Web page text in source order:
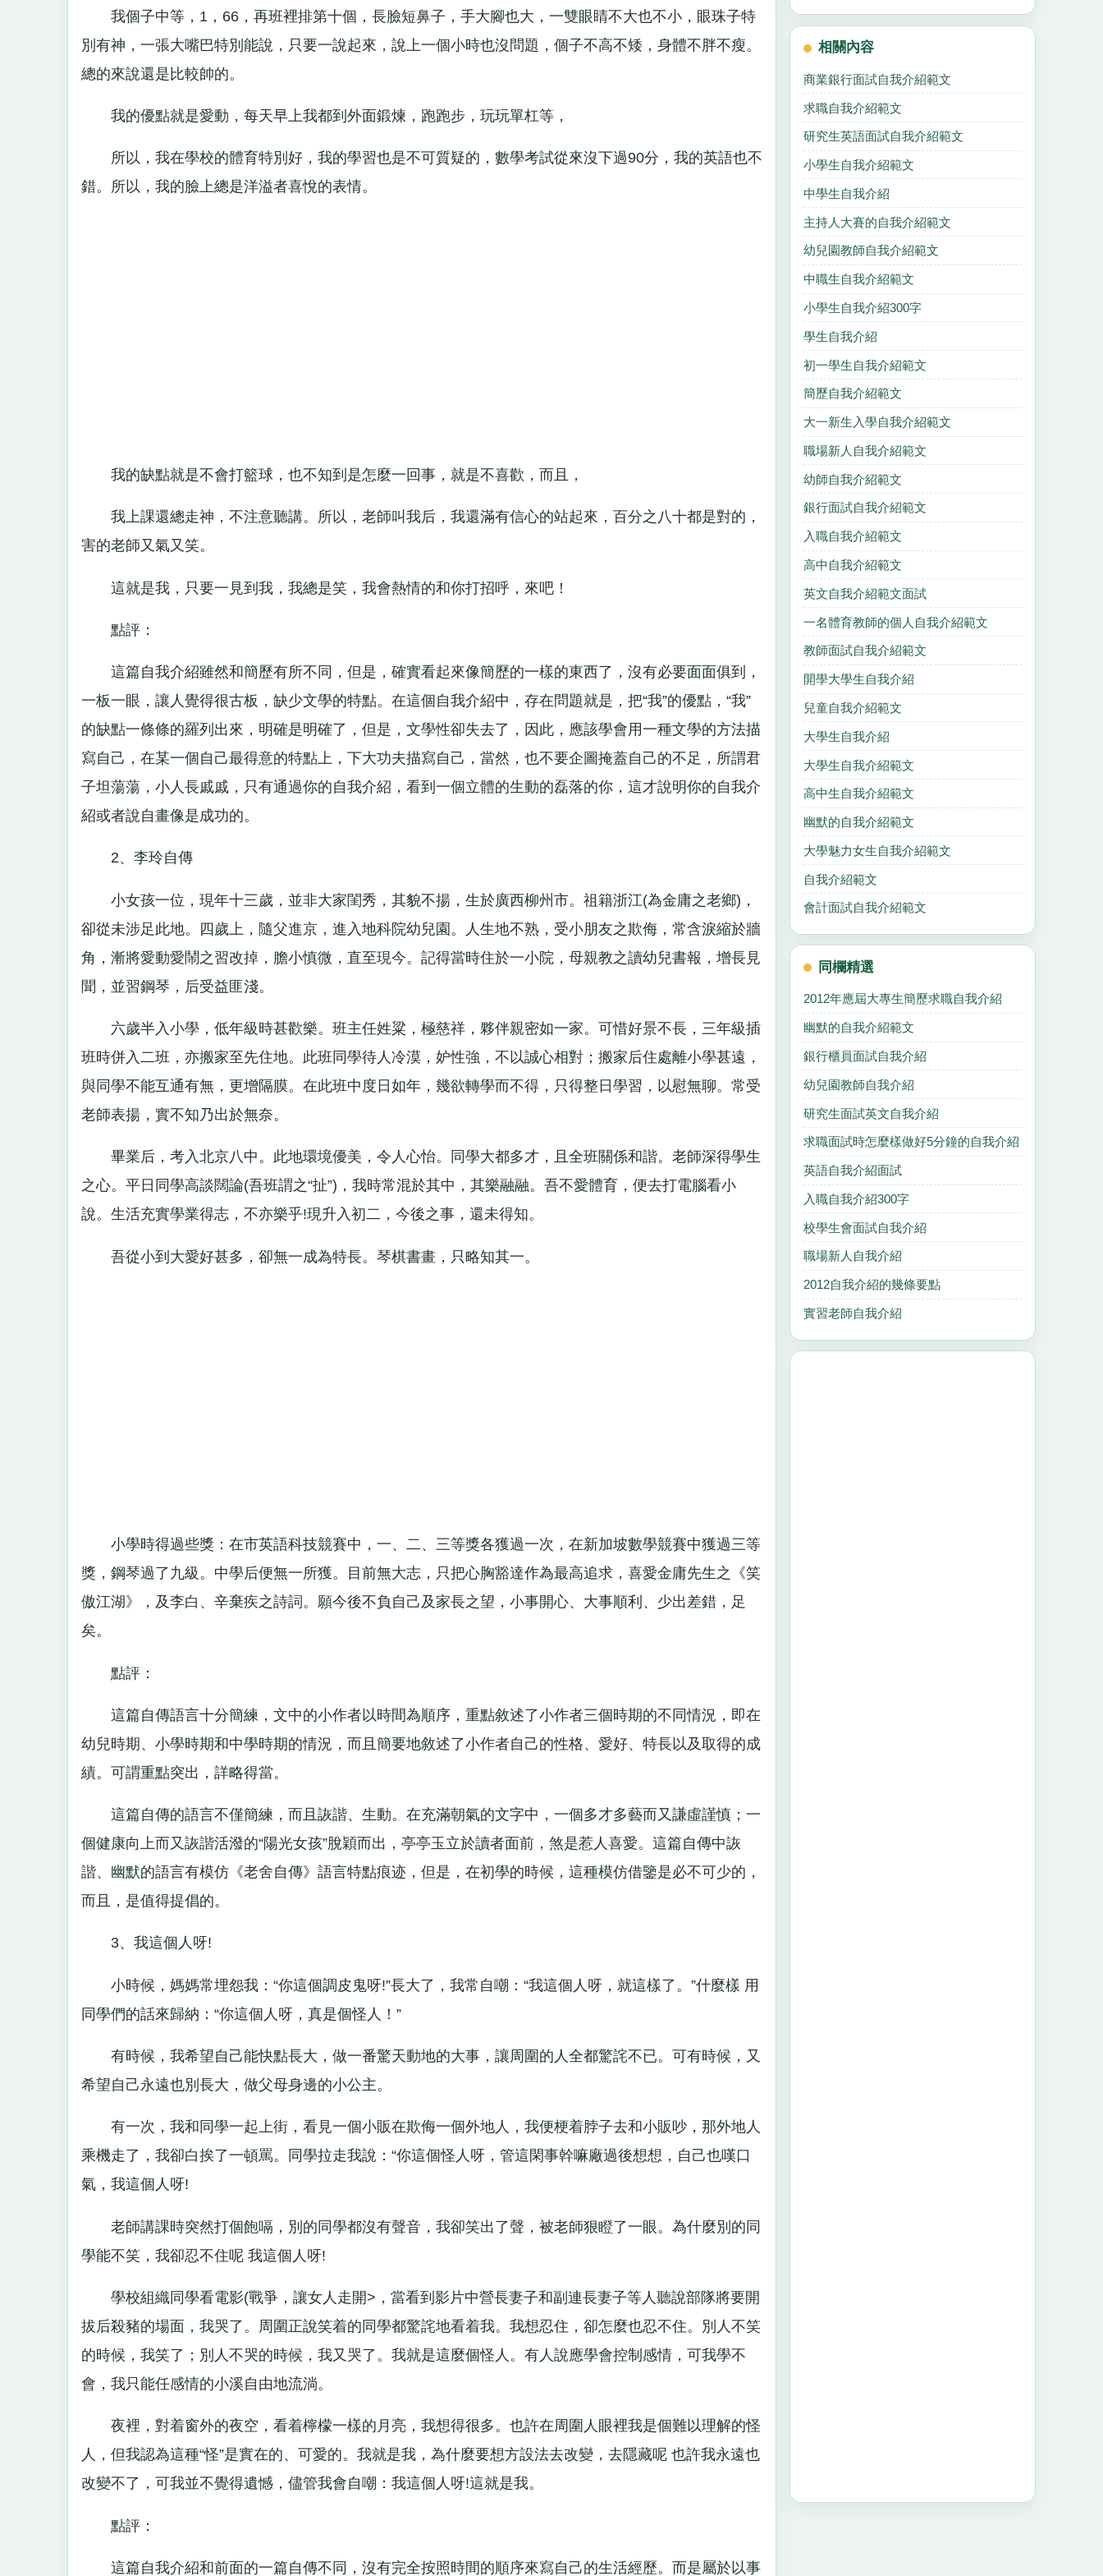
我個子中等，1，66，再班裡排第十個，長臉短鼻子，手大腳也大，一雙眼睛不大也不小，眼珠子特
別有神，一張大嘴巴特別能說，只要一說起來，說上一個小時也沒問題，個子不高不矮，身體不胖不瘦。
總的來說還是比較帥的。
我的優點就是愛動，每天早上我都到外面鍛煉，跑跑步，玩玩單杠等，
所以，我在學校的體育特別好，我的學習也是不可質疑的，數學考試從來沒下過90分，我的英語也不
錯。所以，我的臉上總是洋溢者喜悅的表情。
我的缺點就是不會打籃球，也不知到是怎麼一回事，就是不喜歡，而且，
我上課還總走神，不注意聽講。所以，老師叫我后，我還滿有信心的站起來，百分之八十都是對的，
害的老師又氣又笑。
這就是我，只要一見到我，我總是笑，我會熱情的和你打招呼，來吧！
點評：
這篇自我介紹雖然和簡歷有所不同，但是，確實看起來像簡歷的一樣的東西了，沒有必要面面俱到，
一板一眼，讓人覺得很古板，缺少文學的特點。在這個自我介紹中，存在問題就是，把“我”的優點，“我”
的缺點一條條的羅列出來，明確是明確了，但是，文學性卻失去了，因此，應該學會用一種文學的方法描
寫自己，在某一個自己最得意的特點上，下大功夫描寫自己，當然，也不要企圖掩蓋自己的不足，所謂君
子坦蕩蕩，小人長戚戚，只有通過你的自我介紹，看到一個立體的生動的磊落的你，這才說明你的自我介
紹或者說自畫像是成功的。
2、李玲自傳
小女孩一位，現年十三歲，並非大家閨秀，其貌不揚，生於廣西柳州市。祖籍浙江(為金庸之老鄉)，
卻從未涉足此地。四歲上，隨父進京，進入地科院幼兒園。人生地不熟，受小朋友之欺侮，常含淚縮於牆
角，漸將愛動愛鬧之習改掉，膽小慎微，直至現今。記得當時住於一小院，母親教之讀幼兒書報，增長見
聞，並習鋼琴，后受益匪淺。
六歲半入小學，低年級時甚歡樂。班主任姓粱，極慈祥，夥伴親密如一家。可惜好景不長，三年級插
班時併入二班，亦搬家至先住地。此班同學待人冷漠，妒性強，不以誠心相對；搬家后住處離小學甚遠，
與同學不能互通有無，更增隔膜。在此班中度日如年，幾欲轉學而不得，只得整日學習，以慰無聊。常受
老師表揚，實不知乃出於無奈。
畢業后，考入北京八中。此地環境優美，令人心怡。同學大都多才，且全班關係和諧。老師深得學生
之心。平日同學高談闊論(吾班謂之“扯”)，我時常混於其中，其樂融融。吾不愛體育，便去打電腦看小
說。生活充實學業得志，不亦樂乎!現升入初二，今後之事，還未得知。
吾從小到大愛好甚多，卻無一成為特長。琴棋書畫，只略知其一。
小學時得過些獎：在市英語科技競賽中，一、二、三等獎各獲過一次，在新加坡數學競賽中獲過三等
獎，鋼琴過了九級。中學后便無一所獲。目前無大志，只把心胸豁達作為最高追求，喜愛金庸先生之《笑
傲江湖》，及李白、辛棄疾之詩詞。願今後不負自己及家長之望，小事開心、大事順利、少出差錯，足
矣。
點評：
這篇自傳語言十分簡練，文中的小作者以時間為順序，重點敘述了小作者三個時期的不同情況，即在
幼兒時期、小學時期和中學時期的情況，而且簡要地敘述了小作者自己的性格、愛好、特長以及取得的成
績。可謂重點突出，詳略得當。
這篇自傳的語言不僅簡練，而且詼諧、生動。在充滿朝氣的文字中，一個多才多藝而又謙虛謹慎；一
個健康向上而又詼諧活潑的“陽光女孩”脫穎而出，亭亭玉立於讀者面前，煞是惹人喜愛。這篇自傳中詼
諧、幽默的語言有模仿《老舍自傳》語言特點痕迹，但是，在初學的時候，這種模仿借鑒是必不可少的，
而且，是值得提倡的。
3、我這個人呀!
小時候，媽媽常埋怨我：“你這個調皮鬼呀!”長大了，我常自嘲：“我這個人呀，就這樣了。”什麼樣 用
同學們的話來歸納：“你這個人呀，真是個怪人！”
有時候，我希望自己能快點長大，做一番驚天動地的大事，讓周圍的人全都驚詫不已。可有時候，又
希望自己永遠也別長大，做父母身邊的小公主。
有一次，我和同學一起上街，看見一個小販在欺侮一個外地人，我便梗着脖子去和小販吵，那外地人
乘機走了，我卻白挨了一頓罵。同學拉走我說：“你這個怪人呀，管這閑事幹嘛廠過後想想，自己也嘆口
氣，我這個人呀!
老師講課時突然打個飽嗝，別的同學都沒有聲音，我卻笑出了聲，被老師狠瞪了一眼。為什麼別的同
學能不笑，我卻忍不住呢 我這個人呀!
學校組織同學看電影(戰爭，讓女人走開>，當看到影片中營長妻子和副連長妻子等人聽說部隊將要開
拔后殺豬的場面，我哭了。周圍正說笑着的同學都驚詫地看着我。我想忍住，卻怎麼也忍不住。別人不笑
的時候，我笑了；別人不哭的時候，我又哭了。我就是這麼個怪人。有人說應學會控制感情，可我學不
會，我只能任感情的小溪自由地流淌。
夜裡，對着窗外的夜空，看着檸檬一樣的月亮，我想得很多。也許在周圍人眼裡我是個難以理解的怪
人，但我認為這種“怪”是實在的、可愛的。我就是我，為什麼要想方設法去改變，去隱藏呢 也許我永遠也
改變不了，可我並不覺得遺憾，儘管我會自嘲：我這個人呀!這就是我。
點評：
這篇自我介紹和前面的一篇自傳不同，沒有完全按照時間的順序來寫自己的生活經歷。而是屬於以事
相關內容
商業銀行面試自我介紹範文
求職自我介紹範文
研究生英語面試自我介紹範文
小學生自我介紹範文
中學生自我介紹
主持人大賽的自我介紹範文
幼兒園教師自我介紹範文
中職生自我介紹範文
小學生自我介紹300字
學生自我介紹
初一學生自我介紹範文
簡歷自我介紹範文
大一新生入學自我介紹範文
職場新人自我介紹範文
幼師自我介紹範文
銀行面試自我介紹範文
入職自我介紹範文
高中自我介紹範文
英文自我介紹範文面試
一名體育教師的個人自我介紹範文
教師面試自我介紹範文
開學大學生自我介紹
兒童自我介紹範文
大學生自我介紹
大學生自我介紹範文
高中生自我介紹範文
幽默的自我介紹範文
大學魅力女生自我介紹範文
自我介紹範文
會計面試自我介紹範文
同欄精選
2012年應屆大專生簡歷求職自我介紹
幽默的自我介紹範文
銀行櫃員面試自我介紹
幼兒園教師自我介紹
研究生面試英文自我介紹
求職面試時怎麼樣做好5分鐘的自我介紹
英語自我介紹面試
入職自我介紹300字
校學生會面試自我介紹
職場新人自我介紹
2012自我介紹的幾條要點
實習老師自我介紹